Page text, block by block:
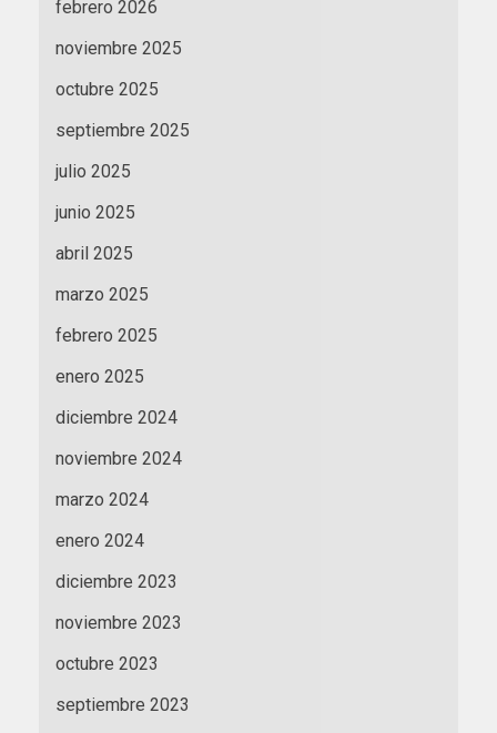
febrero 2026
noviembre 2025
octubre 2025
septiembre 2025
julio 2025
junio 2025
abril 2025
marzo 2025
febrero 2025
enero 2025
diciembre 2024
noviembre 2024
marzo 2024
enero 2024
diciembre 2023
noviembre 2023
octubre 2023
septiembre 2023